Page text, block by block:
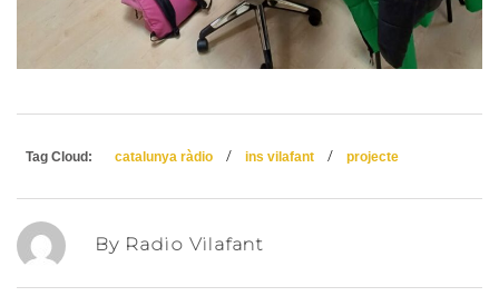
Tag Cloud: catalunya ràdio / ins vilafant / projecte
By Radio Vilafant